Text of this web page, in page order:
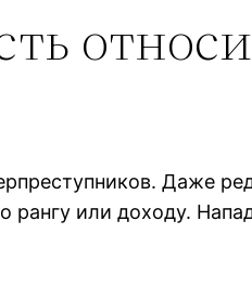
Даже
или доходу.